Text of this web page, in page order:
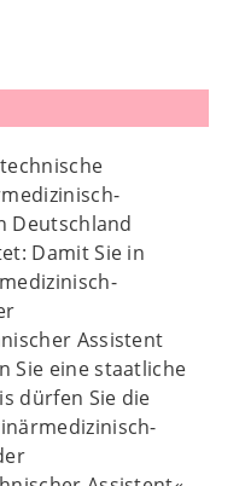
Deutschland
Damit Sie in
Assistent
Sie eine staatliche
dürfen Sie die